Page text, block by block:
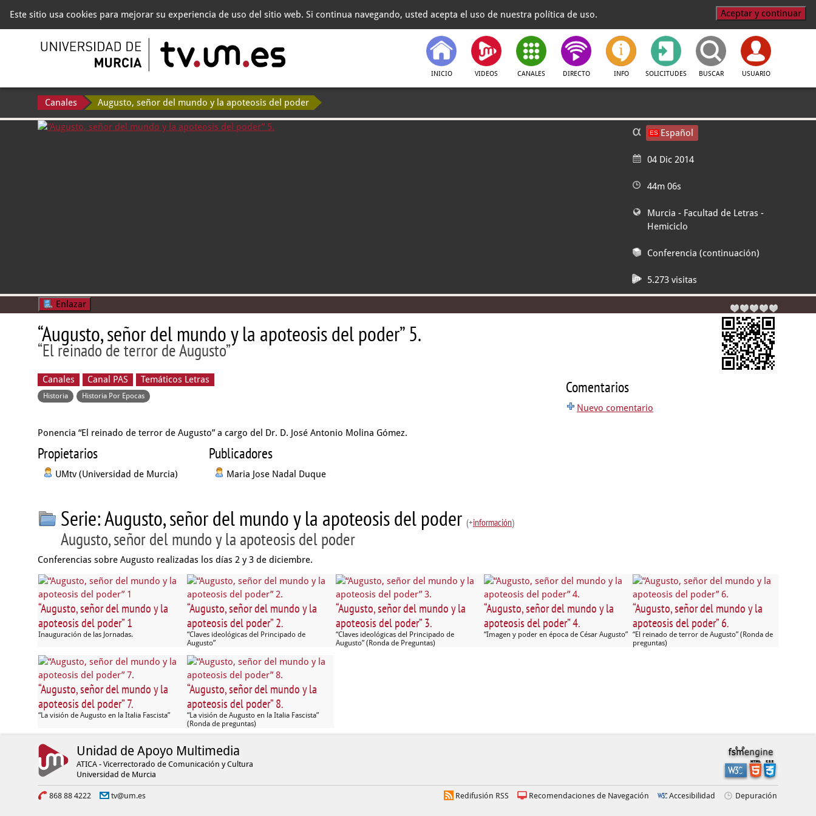
Este sitio usa cookies para mejorar su experiencia de uso del sitio web. Si continua navegando, usted acepta el uso de nuestra política de uso. Aceptar y continuar
INICIO VIDEOS CANALES DIRECTO INFO SOLICITUDES BUSCAR USUARIO
Canales Augusto, señor del mundo y la apoteosis del poder
Español
04 Dic 2014
44m 06s
Murcia - Facultad de Letras -
Hemiciclo
Conferencia (continuación)
5.273 visitas
Enlazar
“Augusto, señor del mundo y la apoteosis del poder” 5.
“El reinado de terror de Augusto”
Canales Canal PAS Temáticos Letras
Historia Historia Por Epocas
Ponencia “El reinado de terror de Augusto” a cargo del Dr. D. José Antonio Molina Gómez.
Propietarios
UMtv (Universidad de Murcia)
Publicadores
Maria Jose Nadal Duque
Comentarios
Nuevo comentario
Serie: Augusto, señor del mundo y la apoteosis del poder (+información)
Augusto, señor del mundo y la apoteosis del poder
Conferencias sobre Augusto realizadas los días 2 y 3 de diciembre.
“Augusto, señor del mundo y la
apoteosis del poder” 1
Inauguración de las Jornadas.
“Augusto, señor del mundo y la
apoteosis del poder” 2.
“Claves ideológicas del Principado de
Augusto”
“Augusto, señor del mundo y la
apoteosis del poder” 3.
“Claves ideológicas del Principado de
Augusto” (Ronda de Preguntas)
“Augusto, señor del mundo y la
apoteosis del poder” 4.
“Imagen y poder en época de César Augusto”
“Augusto, señor del mundo y la
apoteosis del poder” 6.
“El reinado de terror de Augusto” (Ronda de
preguntas)
“Augusto, señor del mundo y la
apoteosis del poder” 7.
“La visión de Augusto en la Italia Fascista”
“Augusto, señor del mundo y la
apoteosis del poder” 8.
“La visión de Augusto en la Italia Fascista”
(Ronda de preguntas)
Unidad de Apoyo Multimedia
ATICA - Vicerrectorado de Comunicación y Cultura
Universidad de Murcia
868 88 4222 tv@um.es Redifusión RSS Recomendaciones de Navegación Accesibilidad Depuración